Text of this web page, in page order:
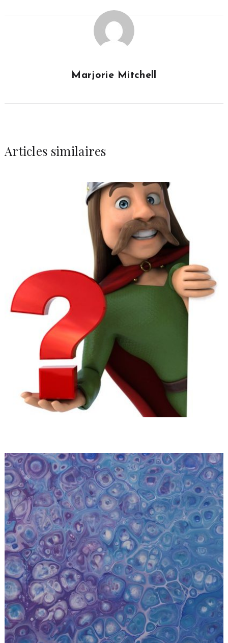
Marjorie Mitchell
Articles similaires